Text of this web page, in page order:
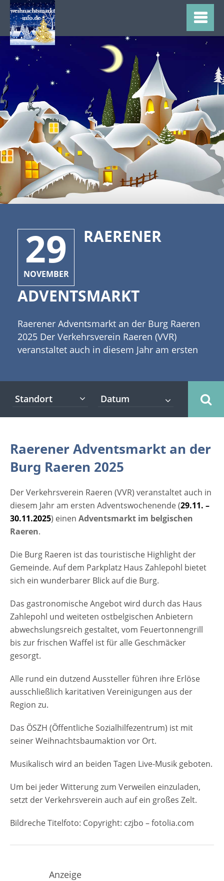
29
NOVEMBER
RAERENER
ADVENTSMARKT
Raerener Adventsmarkt an der Burg Raeren
2025 Der Verkehrsverein Raeren (VVR)
veranstaltet auch in diesem Jahr am ersten
Highlight der Gemeinde. Auf dem Parkplatz
Haus Zahlepohl bietet sich ein wunderbarer
Angebot wird durch das Haus Zahlepohl und
weiteten ostbelgischen Anbietern
abwechslungsreich gestaltet, vom
für alle Geschmäcker gesorgt. Alle rund ein
dutzend Aussteller führen ihre Erlöse
ausschließlich karitativen Vereinigungen aus
der Region zu. Das ÖSZH (Öffentliche
Weihnachtsbaumaktion vor Ort. Musikalisch
wird an beiden Tagen Live-Musik geboten.
Um bei jeder Witterung zum Verweilen
einzuladen, setzt der Verkehrsverein auch
auf ein großes Zelt. Bildreche Titelfoto:
Copyright: czjbo - fotolia.com [rule
type="basic"] Anzeige Termine und
Öffnungszeiten Raerener Adventsmarkt 2025
29.11. - 30.11.2025 Samstag ab 15 Uhr
Sonntag ab 13 Uhr Veranstaltungsort
Raerener Adventsmarkt 2025 B – 4730
Raeren Belgien Parkmöglichkeiten
des RFC in der Bergstraße, auf dem
Zentralparkplatz hinter der Kirche und am
sind. Am Samstag ist der Markt mit der
am Sonntag mit der Linie…
Standort
Raerener Adventsmarkt an der
Burg Raeren 2025
Der Verkehrsverein Raeren (VVR) veranstaltet auch in
diesem Jahr am ersten Adventswochenende (29.11. –
30.11.2025) einen Adventsmarkt im belgischen
Raeren.
Die Burg Raeren ist das touristische Highlight der
Gemeinde. Auf dem Parkplatz Haus Zahlepohl bietet
sich ein wunderbarer Blick auf die Burg.
Das gastronomische Angebot wird durch das Haus
Zahlepohl und weiteten ostbelgischen Anbietern
abwechslungsreich gestaltet, vom Feuertonnengrill
bis zur frischen Waffel ist für alle Geschmäcker
gesorgt.
Alle rund ein dutzend Aussteller führen ihre Erlöse
ausschließlich karitativen Vereinigungen aus der
Region zu.
Das ÖSZH (Öffentliche Sozialhilfezentrum) ist mit
seiner Weihnachtsbaumaktion vor Ort.
Musikalisch wird an beiden Tagen Live-Musik geboten.
Um bei jeder Witterung zum Verweilen einzuladen,
setzt der Verkehrsverein auch auf ein großes Zelt.
Bildreche Titelfoto: Copyright: czjbo – fotolia.com
Anzeige